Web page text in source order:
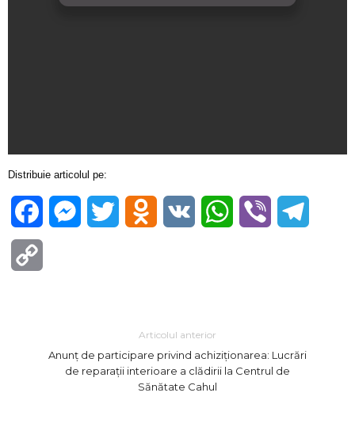
Distribuie articolul pe:
FacebookMessenger
Twitter Odnoklassniki
VK WhatsApp
Viber
Articolul anterior
Anunț de participare privind achiziționarea: Lucrări
de reparații interioare a clădirii la Centrul de
Sănătate Cahul